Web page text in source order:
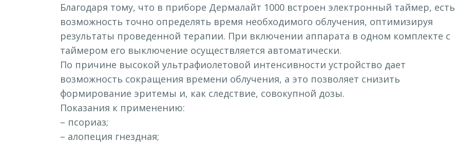
Благодаря тому, что в приборе Дермалайт 1000 встроен электронный таймер, есть
возможность точно определять время необходимого облучения, оптимизируя
результаты проведенной терапии. При включении аппарата в одном комплекте с
таймером его выключение осуществляется автоматически.
По причине высокой ультрафиолетовой интенсивности устройство дает
возможность сокращения времени облучения, а это позволяет снизить
формирование эритемы и, как следствие, совокупной дозы.
Показания к применению:
– псориаз;
– алопеция гнездная;